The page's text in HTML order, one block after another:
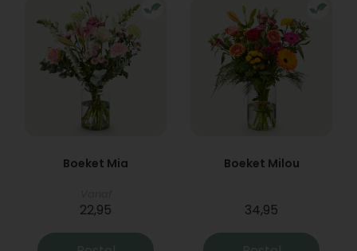
Boeket Mia
22,95
Boeket Milou
34,95